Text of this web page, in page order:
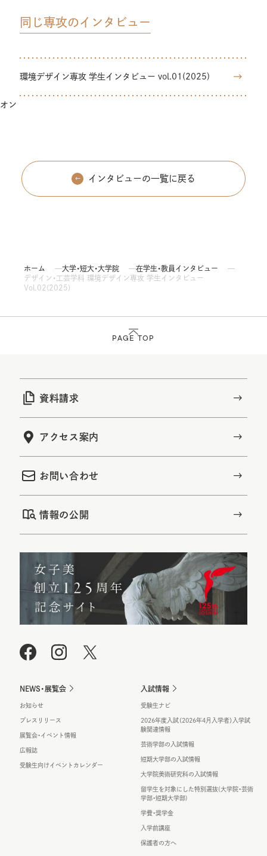
同じ専攻のインタビュー
環境デザイン専攻 学生インタビュー vol.01(2025)
オン
インタビューの一覧に戻る
ホーム 大学・短大・大学院
在学生・教員インタビュー
デザイン・工芸学科 環境デザイン専攻 学生インタビュー
Vol.02(2025)
PAGE TOP
資料請求
アクセス案内
お問い合わせ
情報の公開
NEWS・展覧会
お知らせ
プレスリリース
展覧会・イベント情報
広報誌
受験生向けイベントカレンダー
入試情報
受験生ナビ
2026年度入試（2026年4月入学者）入学試
験関連情報
芸術学部の入試情報
短期大学部の入試情報
大学院美術研究科の入試情報
留学生を対象にした特別選抜(大学院・芸術
学部・短期大学部)
学費・奨学金
入学前講座
保護者の方へ